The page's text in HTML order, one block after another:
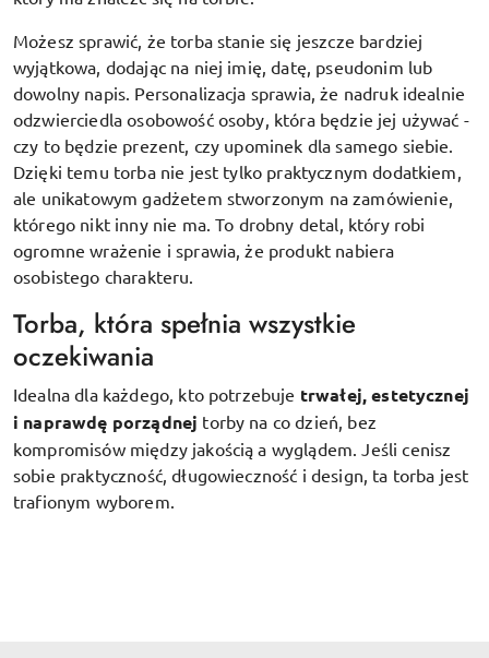
Możesz sprawić, że torba stanie się jeszcze bardziej
wyjątkowa, dodając na niej imię, datę, pseudonim lub
dowolny napis. Personalizacja sprawia, że nadruk idealnie
odzwierciedla osobowość osoby, która będzie jej używać -
czy to będzie prezent, czy upominek dla samego siebie.
Dzięki temu torba nie jest tylko praktycznym dodatkiem,
ale unikatowym gadżetem stworzonym na zamówienie,
którego nikt inny nie ma. To drobny detal, który robi
ogromne wrażenie i sprawia, że produkt nabiera
osobistego charakteru.
Torba, która spełnia wszystkie
oczekiwania
Idealna dla każdego, kto potrzebuje trwałej, estetycznej
i naprawdę porządnej torby na co dzień, bez
kompromisów między jakością a wyglądem. Jeśli cenisz
sobie praktyczność, długowieczność i design, ta torba jest
trafionym wyborem.